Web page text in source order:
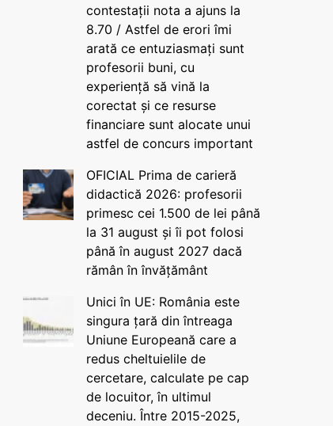
contestații nota a ajuns la
8.70 / Astfel de erori îmi
arată ce entuziasmați sunt
profesorii buni, cu
experiență să vină la
corectat și ce resurse
financiare sunt alocate unui
astfel de concurs important
OFICIAL Prima de carieră
didactică 2026: profesorii
primesc cei 1.500 de lei până
la 31 august și îi pot folosi
până în august 2027 dacă
rămân în învățământ
Unici în UE: România este
singura țară din întreaga
Uniune Europeană care a
redus cheltuielile de
cercetare, calculate pe cap
de locuitor, în ultimul
deceniu. Între 2015-2025,